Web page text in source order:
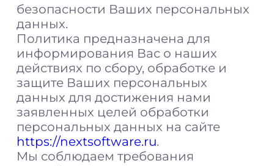
безопасности Ваших персональных
данных.
Политика предназначена для
информирования Вас о наших
действиях по сбору, обработке и
защите Ваших персональных
данных для достижения нами
заявленных целей обработки
персональных данных на сайте
https://nextsoftware.ru.
Мы соблюдаем требования